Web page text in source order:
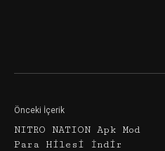
Önceki İçerik
NITRO NATION Apk Mod
Para Hilesi İndir